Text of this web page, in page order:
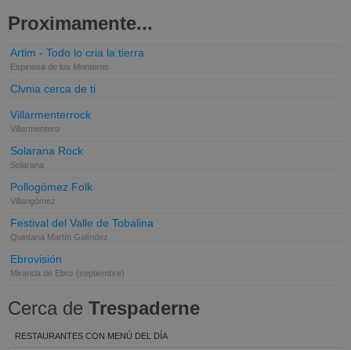
Proximamente...
Artim - Todo lo cria la tierra
Espinosa de los Monteros
Clvnia cerca de ti
Villarmenterrock
Villarmentero
Solarana Rock
Solarana
Pollogómez Folk
Villangómez
Festival del Valle de Tobalina
Quintana Martín Galíndez
Ebrovisión
Miranda de Ebro (septiembre)
Cerca de Trespaderne
RESTAURANTES CON MENÚ DEL DÍA